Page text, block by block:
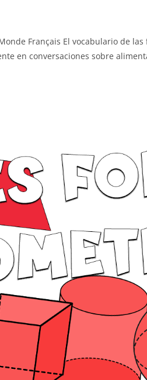
Monde Français El vocabulario de
en conversaciones sobre